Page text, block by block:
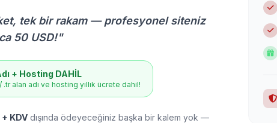
tek bir rakam — profesyonel siteniz
50 USD!"
+ Hosting DAHİL
.tr alan adı ve hosting yıllık ücrete dahil!
KDV dışında ödeyeceğiniz başka bir kalem yok —